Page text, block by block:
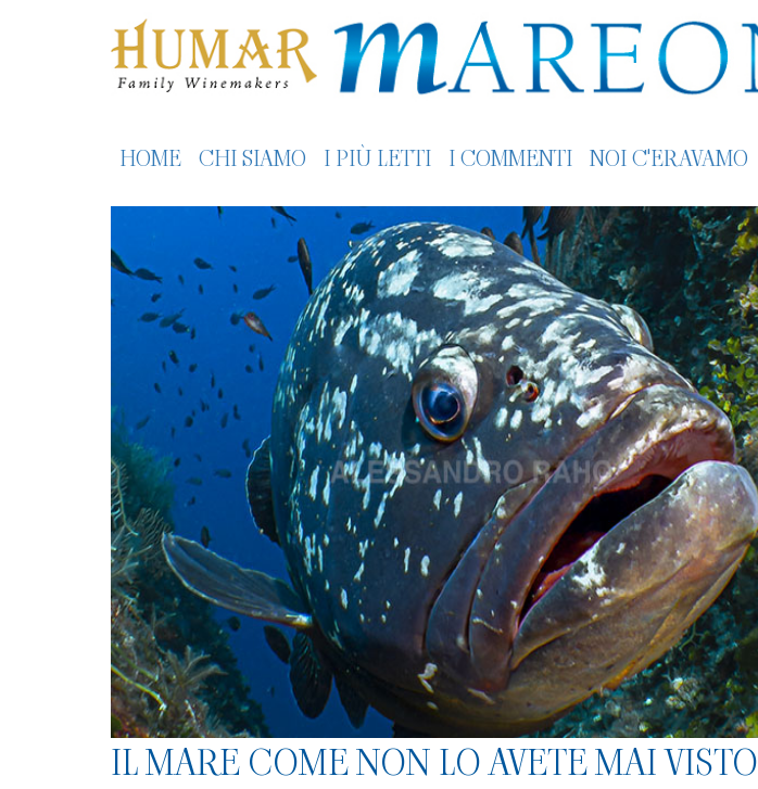
HOME CHI SIAMO I PIÙ LETTI I COMMENTI NOI C'ERAVAMO
IL MARE COME NON LO AVETE MAI VISTO